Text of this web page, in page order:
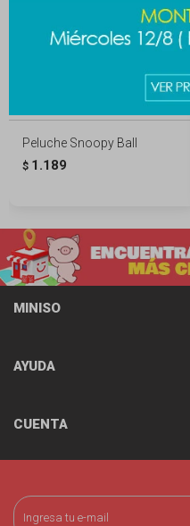
Peluche Snoopy Ball
$ 1.189
MINISO
AYUDA
CUENTA